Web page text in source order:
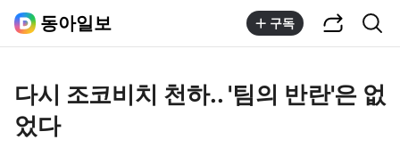
동아일보 구독
다시 조코비치 천하.. '팀의 반란'은 없
었다